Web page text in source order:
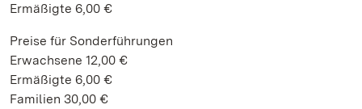
Ermäßigte 6,00 €
Preise für Sonderführungen
Erwachsene 12,00 €
Ermäßigte 6,00 €
Familien 30,00 €